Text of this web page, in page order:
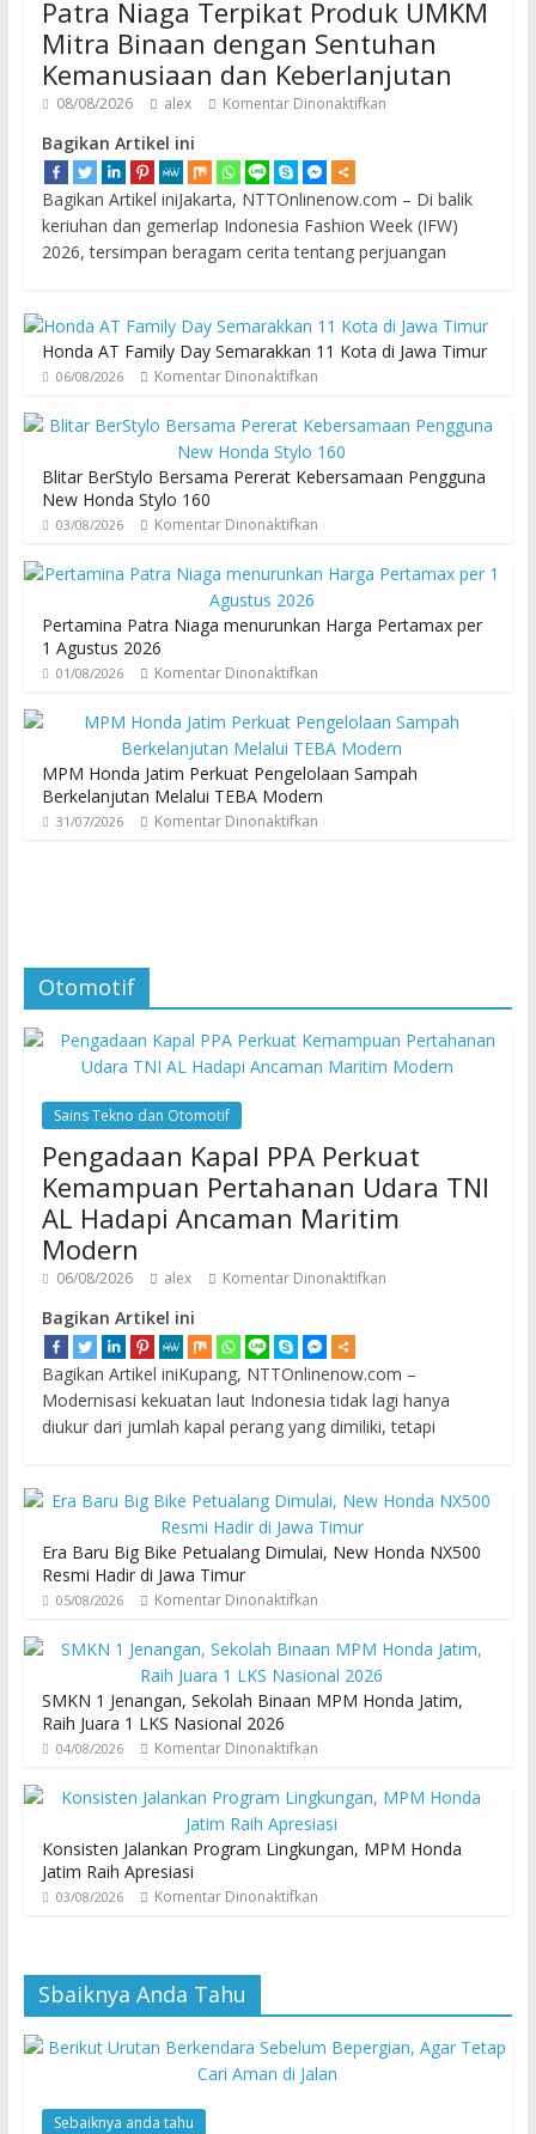
Patra Niaga Terpikat Produk UMKM
Mitra Binaan dengan Sentuhan
Kemanusiaan dan Keberlanjutan
08/08/2026 alex Komentar Dinonaktifkan
Bagikan Artikel ini
Bagikan Artikel iniJakarta, NTTOnlinenow.com – Di balik
keriuhan dan gemerlap Indonesia Fashion Week (IFW)
2026, tersimpan beragam cerita tentang perjuangan
Honda AT Family Day Semarakkan 11 Kota di Jawa Timur
06/08/2026 Komentar Dinonaktifkan
Blitar BerStylo Bersama Pererat Kebersamaan Pengguna
New Honda Stylo 160
03/08/2026 Komentar Dinonaktifkan
Pertamina Patra Niaga menurunkan Harga Pertamax per
1 Agustus 2026
01/08/2026 Komentar Dinonaktifkan
MPM Honda Jatim Perkuat Pengelolaan Sampah
Berkelanjutan Melalui TEBA Modern
31/07/2026 Komentar Dinonaktifkan
Otomotif
Sains Tekno dan Otomotif
Pengadaan Kapal PPA Perkuat
Kemampuan Pertahanan Udara TNI
AL Hadapi Ancaman Maritim
Modern
06/08/2026 alex Komentar Dinonaktifkan
Bagikan Artikel ini
Bagikan Artikel iniKupang, NTTOnlinenow.com –
Modernisasi kekuatan laut Indonesia tidak lagi hanya
diukur dari jumlah kapal perang yang dimiliki, tetapi
Era Baru Big Bike Petualang Dimulai, New Honda NX500
Resmi Hadir di Jawa Timur
05/08/2026 Komentar Dinonaktifkan
SMKN 1 Jenangan, Sekolah Binaan MPM Honda Jatim,
Raih Juara 1 LKS Nasional 2026
04/08/2026 Komentar Dinonaktifkan
Konsisten Jalankan Program Lingkungan, MPM Honda
Jatim Raih Apresiasi
03/08/2026 Komentar Dinonaktifkan
Sbaiknya Anda Tahu
Sebaiknya anda tahu